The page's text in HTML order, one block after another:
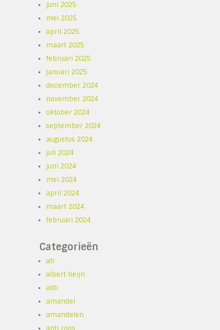
juni 2025
mei 2025
april 2025
maart 2025
februari 2025
januari 2025
december 2024
november 2024
oktober 2024
september 2024
augustus 2024
juli 2024
juni 2024
mei 2024
april 2024
maart 2024
februari 2024
Categorieën
ah
albert heijn
aldi
amandel
amandelen
anti roos